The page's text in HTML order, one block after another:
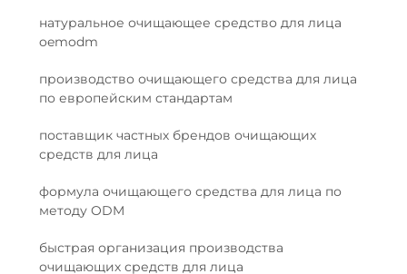
натуральное очищающее средство для лица
oemodm
производство очищающего средства для лица
по европейским стандартам
поставщик частных брендов очищающих
средств для лица
формула очищающего средства для лица по
методу ODM
быстрая организация производства
очищающих средств для лица